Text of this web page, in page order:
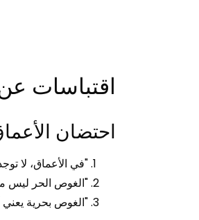
اقتباسات
احتضان
"في الأعماق، لا
"الغوص الحر ليس
"الغوص بحرية يعني